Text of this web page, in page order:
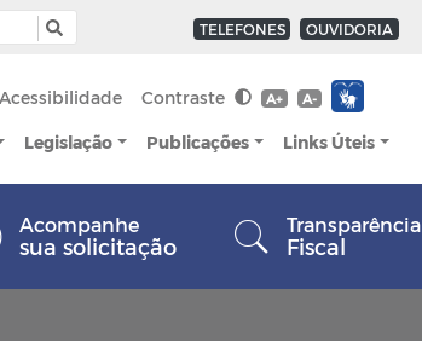
TELEFONES OUVIDORIA
Acessibilidade Contraste A+ A-
Legislação Publicações Links Úteis
Acompanhe
sua solicitação
Transparência
Fiscal